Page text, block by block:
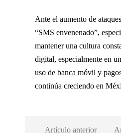
Ante el aumento de
“SMS envenenado”,
mantener una cultura
digital, especialmente en
uso de banca móvil y
continúa creciendo en
Artículo anterior